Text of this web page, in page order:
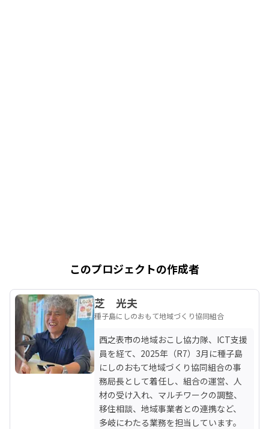
このプロジェクトの作成者
芝 光夫
種子島にしのおもて地域づくり協同組合
西之表市の地域おこし協力隊、ICT支援
員を経て、2025年（R7）3月に種子島
にしのおもて地域づくり協同組合の事
務局長として着任し、組合の運営、人
材の受け入れ、マルチワークの調整、
移住相談、地域事業者との連携など、
多岐にわたる業務を担当しています。